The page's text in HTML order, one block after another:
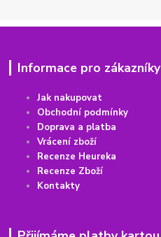
Informace pro zákazníky
Jak nakupovat
Obchodní podmínky
Doprava a platba
Vrácení zboží
Recenze Heureka
Recenze Zboží
Kontakty